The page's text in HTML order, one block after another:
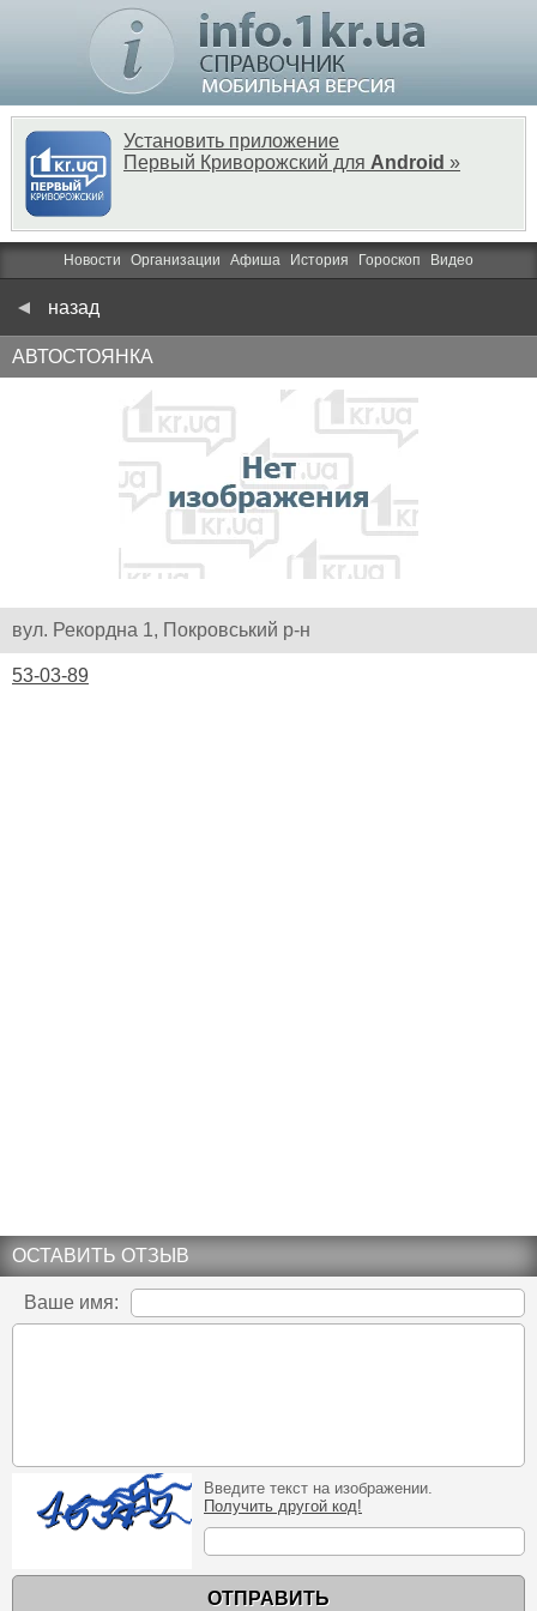
Установить приложение
Первый Криворожский для Android »
Новости Организации Афиша История Гороскоп Видео
назад
АВТОСТОЯНКА
вул. Рекордна 1, Покровський р-н
53-03-89
ОСТАВИТЬ ОТЗЫВ
Ваше имя:
Введите текст на изображении.
Получить другой код!
ОТПРАВИТЬ